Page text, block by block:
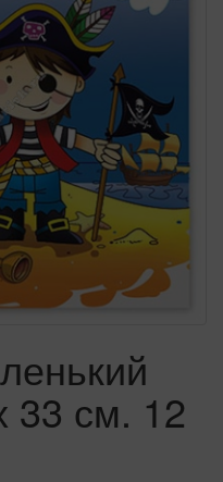
33 см. 12